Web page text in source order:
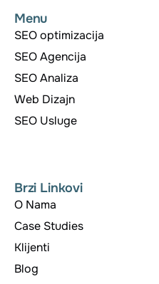
b
o
o
k
e
r
b
Menu
SEO optimizacija
SEO Agencija
SEO Analiza
Web Dizajn
SEO Usluge
Brzi Linkovi
O Nama
Case Studies
Klijenti
Blog